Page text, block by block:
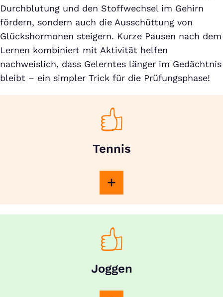
Durchblutung und den Stoffwechsel im Gehirn
fördern, sondern auch die Ausschüttung von
Glückshormonen steigern. Kurze Pausen nach dem
Lernen kombiniert mit Aktivität helfen
nachweislich, dass Gelerntes länger im Gedächtnis
bleibt – ein simpler Trick für die Prüfungsphase!
Tennis
Joggen